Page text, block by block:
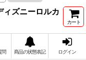
ィズニーロルカ
カート
問 商品の状態表記 ログイン